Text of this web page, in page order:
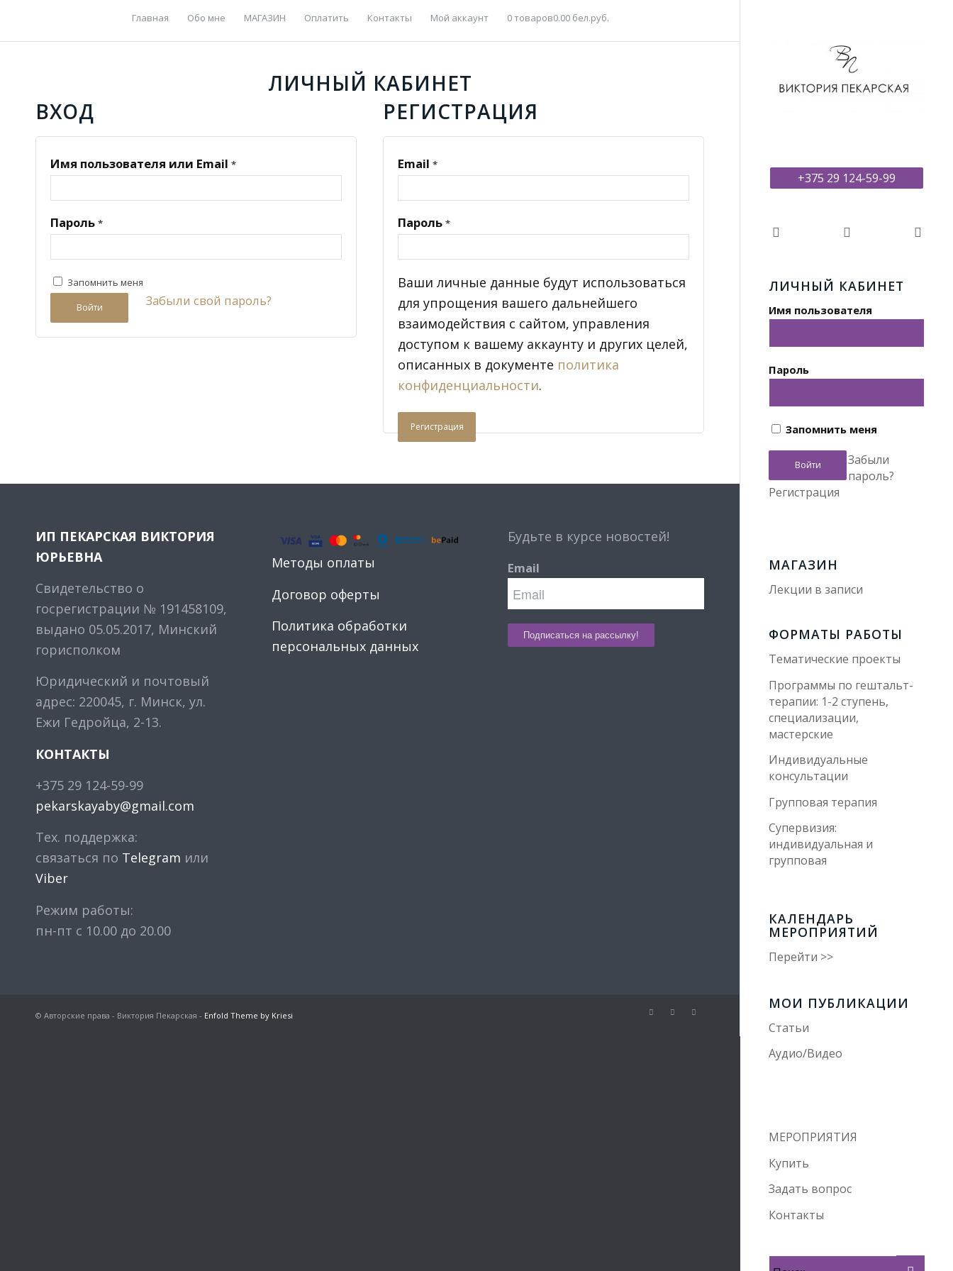
+375 29 124-59-99
ЛИЧНЫЙ КАБИНЕТ
Имя пользователя
Пароль
Запомнить меня
Забыли
пароль?
Регистрация
МАГАЗИН
Лекции в записи
ФОРМАТЫ РАБОТЫ
Тематические проекты
Программы по гештальт-
терапии: 1-2 ступень,
специализации,
мастерские
Индивидуальные
консультации
Групповая терапия
Супервизия:
индивидуальная и
групповая
КАЛЕНДАРЬ
МЕРОПРИЯТИЙ
Перейти >>
МОИ ПУБЛИКАЦИИ
Статьи
Аудио/Видео
МЕРОПРИЯТИЯ
Купить
Задать вопрос
Контакты
Главная Обо мне МАГАЗИН Оплатить Контакты Мой аккаунт 0 товаров0.00 бел.руб.
ЛИЧНЫЙ КАБИНЕТ
ВХОД
Имя пользователя или Email *
Пароль *
Запомнить меня
Войти Забыли свой пароль?
РЕГИСТРАЦИЯ
Email*
Пароль*
Ваши личные данные будут использоваться
для упрощения вашего дальнейшего
взаимодействия с сайтом, управления
доступом к вашему аккаунту и других целей,
описанных в документе политика
конфиденциальности.
Регистрация
ИП ПЕКАРСКАЯ ВИКТОРИЯ
ЮРЬЕВНА
Свидетельство о
госрегистрации № 191458109,
выдано 05.05.2017, Минский
горисполком
Юридический и почтовый
адрес: 220045, г. Минск, ул.
Ежи Гедройца, 2-13.
КОНТАКТЫ
+375 29 124-59-99
pekarskayaby@gmail.com
Тех. поддержка:
связаться по Telegram или
Viber
Режим работы:
пн-пт с 10.00 до 20.00
Методы оплаты
Договор оферты
Политика обработки
персональных данных
Будьте в курсе новостей!
Email
© Авторские права - Виктория Пекарская - Enfold Theme by Kriesi